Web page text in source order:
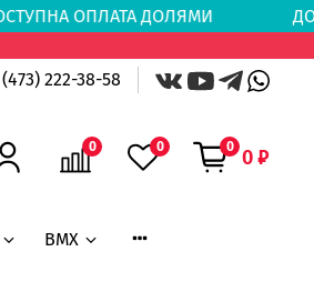
ОПЛАТА ДОЛЯМИ
(473) 222-38-58
0 0 0 0 ₽
BMX